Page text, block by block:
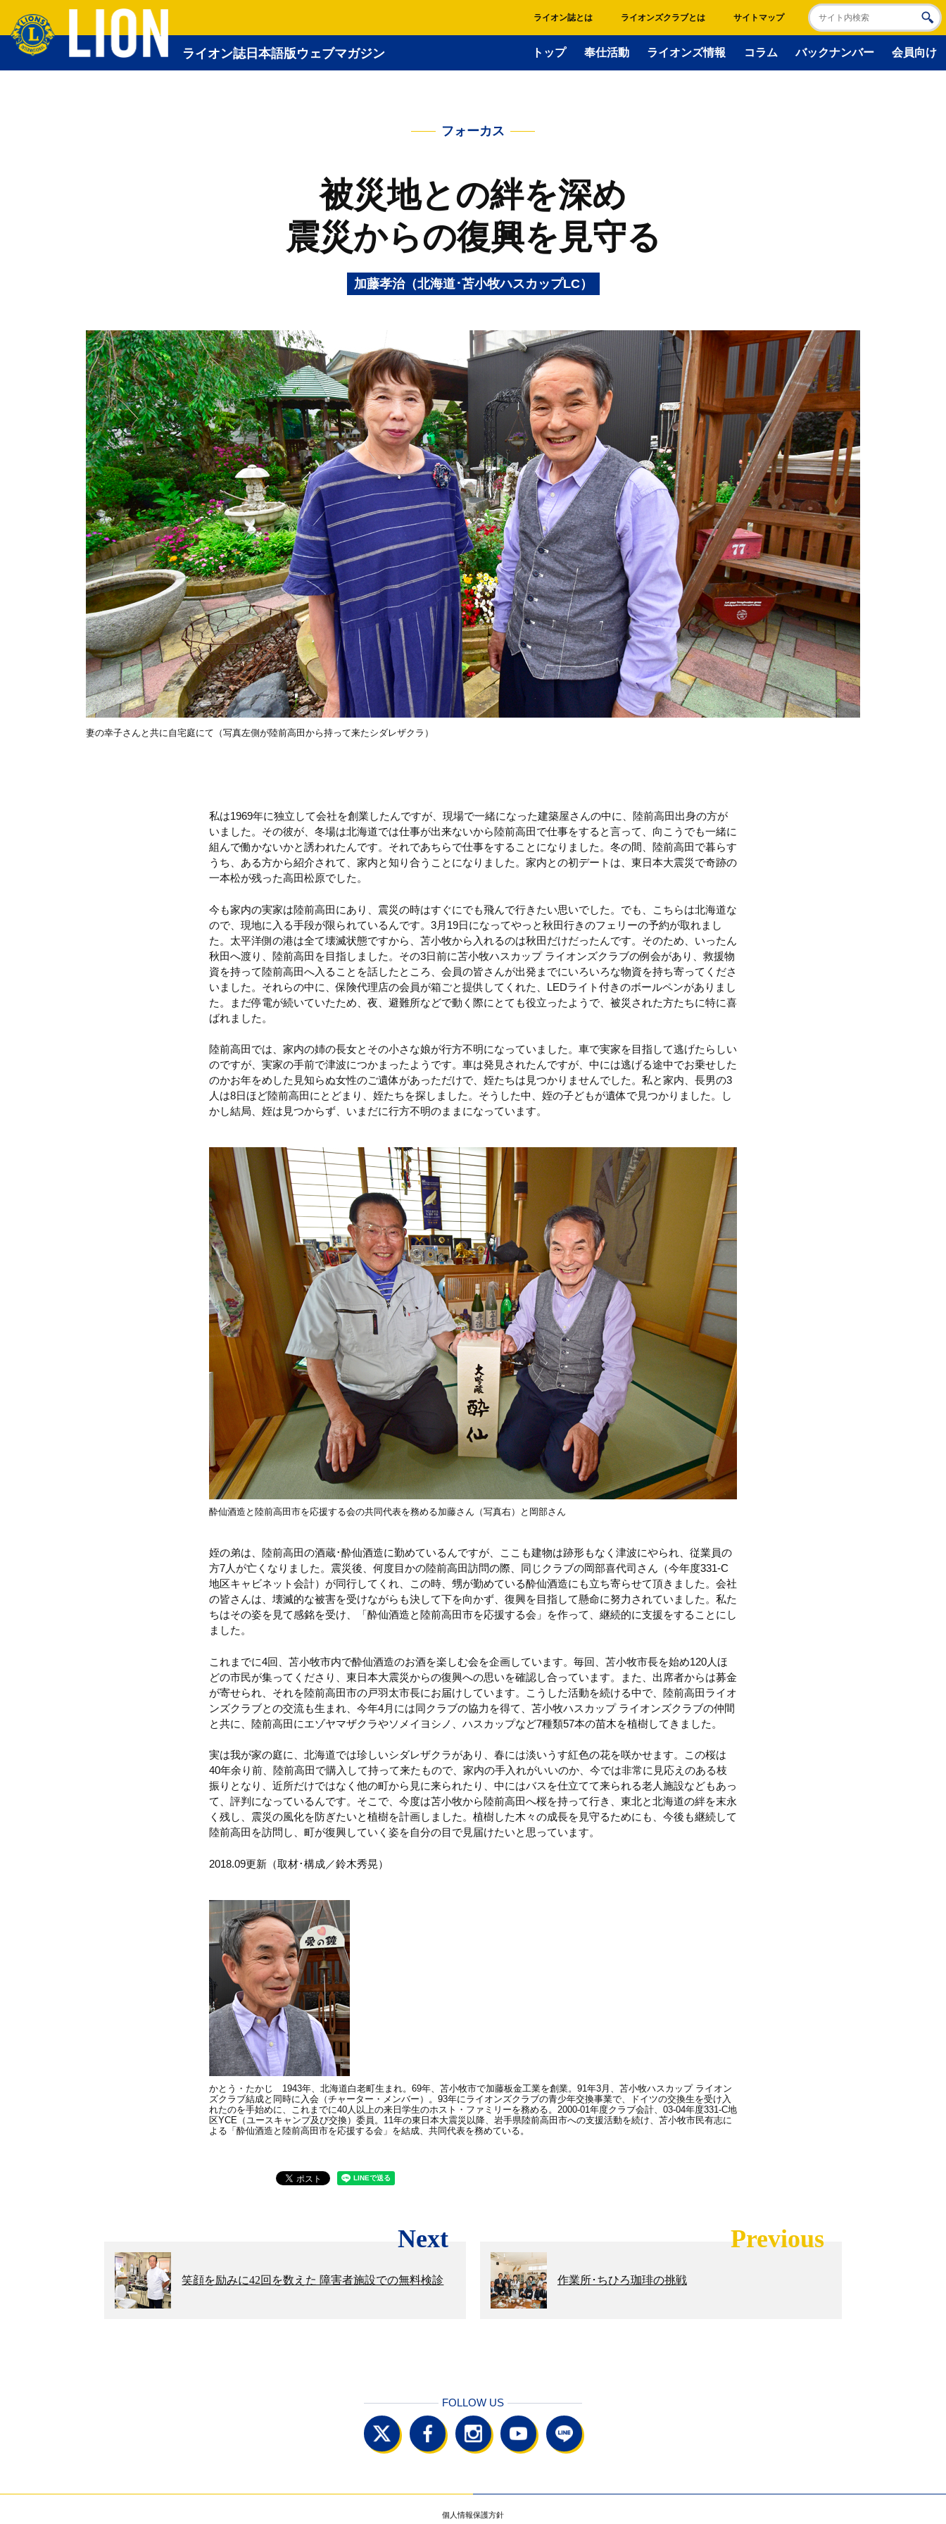
ライオン誌日本語版ウェブマガジン
ライオン誌とは ライオンズクラブとは サイトマップ
トップ 奉仕活動 ライオンズ情報 コラム バックナンバー 会員向け
フォーカス
被災地との絆を深め
震災からの復興を見守る
加藤孝治（北海道･苫小牧ハスカップLC）
妻の幸子さんと共に自宅庭にて（写真左側が陸前高田から持って来たシダレザクラ）
私は1969年に独立して会社を創業したんですが、現場で一緒になった建築屋さんの中に、陸前高田出身の方が
いました。その彼が、冬場は北海道では仕事が出来ないから陸前高田で仕事をすると言って、向こうでも一緒に
組んで働かないかと誘われたんです。それであちらで仕事をすることになりました。冬の間、陸前高田で暮らす
うち、ある方から紹介されて、家内と知り合うことになりました。家内との初デートは、東日本大震災で奇跡の
一本松が残った高田松原でした。
今も家内の実家は陸前高田にあり、震災の時はすぐにでも飛んで行きたい思いでした。でも、こちらは北海道な
ので、現地に入る手段が限られているんです。3月19日になってやっと秋田行きのフェリーの予約が取れまし
た。太平洋側の港は全て壊滅状態ですから、苫小牧から入れるのは秋田だけだったんです。そのため、いったん
秋田へ渡り、陸前高田を目指しました。その3日前に苫小牧ハスカップ ライオンズクラブの例会があり、救援物
資を持って陸前高田へ入ることを話したところ、会員の皆さんが出発までにいろいろな物資を持ち寄ってくださ
いました。それらの中に、保険代理店の会員が箱ごと提供してくれた、LEDライト付きのボールペンがありまし
た。まだ停電が続いていたため、夜、避難所などで動く際にとても役立ったようで、被災された方たちに特に喜
ばれました。
陸前高田では、家内の姉の長女とその小さな娘が行方不明になっていました。車で実家を目指して逃げたらしい
のですが、実家の手前で津波につかまったようです。車は発見されたんですが、中には逃げる途中でお乗せした
のかお年をめした見知らぬ女性のご遺体があっただけで、姪たちは見つかりませんでした。私と家内、長男の3
人は8日ほど陸前高田にとどまり、姪たちを探しました。そうした中、姪の子どもが遺体で見つかりました。し
かし結局、姪は見つからず、いまだに行方不明のままになっています。
酔仙酒造と陸前高田市を応援する会の共同代表を務める加藤さん（写真右）と岡部さん
姪の弟は、陸前高田の酒蔵･酔仙酒造に勤めているんですが、ここも建物は跡形もなく津波にやられ、従業員の
方7人が亡くなりました。震災後、何度目かの陸前高田訪問の際、同じクラブの岡部喜代司さん（今年度331-C
地区キャビネット会計）が同行してくれ、この時、甥が勤めている酔仙酒造にも立ち寄らせて頂きました。会社
の皆さんは、壊滅的な被害を受けながらも決して下を向かず、復興を目指して懸命に努力されていました。私た
ちはその姿を見て感銘を受け、「酔仙酒造と陸前高田市を応援する会」を作って、継続的に支援をすることにし
ました。
これまでに4回、苫小牧市内で酔仙酒造のお酒を楽しむ会を企画しています。毎回、苫小牧市長を始め120人ほ
どの市民が集ってくださり、東日本大震災からの復興への思いを確認し合っています。また、出席者からは募金
が寄せられ、それを陸前高田市の戸羽太市長にお届けしています。こうした活動を続ける中で、陸前高田ライオ
ンズクラブとの交流も生まれ、今年4月には同クラブの協力を得て、苫小牧ハスカップ ライオンズクラブの仲間
と共に、陸前高田にエゾヤマザクラやソメイヨシノ、ハスカップなど7種類57本の苗木を植樹してきました。
実は我が家の庭に、北海道では珍しいシダレザクラがあり、春には淡いうす紅色の花を咲かせます。この桜は
40年余り前、陸前高田で購入して持って来たもので、家内の手入れがいいのか、今では非常に見応えのある枝
振りとなり、近所だけではなく他の町から見に来られたり、中にはバスを仕立てて来られる老人施設などもあっ
て、評判になっているんです。そこで、今度は苫小牧から陸前高田へ桜を持って行き、東北と北海道の絆を末永
く残し、震災の風化を防ぎたいと植樹を計画しました。植樹した木々の成長を見守るためにも、今後も継続して
陸前高田を訪問し、町が復興していく姿を自分の目で見届けたいと思っています。
2018.09更新（取材･構成／鈴木秀晃）
かとう・たかじ 1943年、北海道白老町生まれ。69年、苫小牧市で加藤板金工業を創業。91年3月、苫小牧ハスカップ ライオン
ズクラブ結成と同時に入会（チャーター・メンバー）。93年にライオンズクラブの青少年交換事業で、ドイツの交換生を受け入
れたのを手始めに、これまでに40人以上の来日学生のホスト・ファミリーを務める。2000-01年度クラブ会計、03-04年度331-C地
区YCE（ユースキャンプ及び交換）委員。11年の東日本大震災以降、岩手県陸前高田市への支援活動を続け、苫小牧市民有志に
よる「酔仙酒造と陸前高田市を応援する会」を結成、共同代表を務めている。
Next
笑顔を励みに42回を数えた 障害者施設での無料検診
Previous
作業所･ちひろ珈琲の挑戦
FOLLOW US
個人情報保護方針